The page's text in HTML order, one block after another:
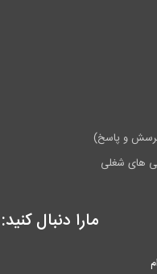
های شغلی
مارا دنبال کنید: